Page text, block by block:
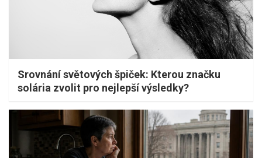
Srovnání světových špiček: Kterou značku
solária zvolit pro nejlepší výsledky?